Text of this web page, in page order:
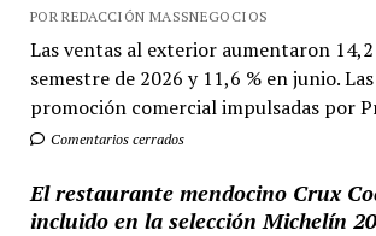
POR REDACCIÓN MASSNEGOCIOS
Las ventas al exterior aumentaron
semestre de 2026 y 11,6 % en junio.
promoción comercial impulsadas por
Comentarios cerrados
El restaurante mendocino Crux
incluido en la selección Michelín